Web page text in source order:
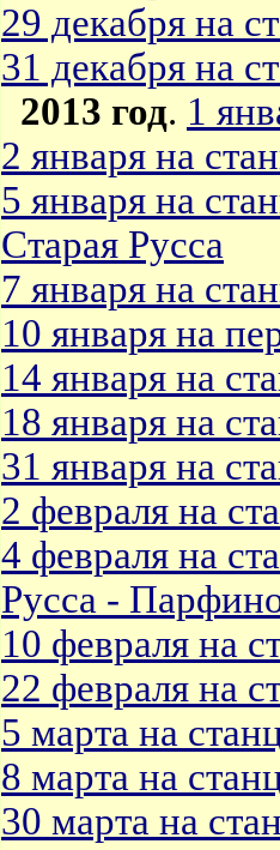
29 декабря на
31 декабря на
2013 год. 1
2 января на
5 января на
Старая Русса
7 января на
10 января на
14 января на
18 января на
31 января на
2 февраля на
4 февраля на
Русса -
10 февраля на
22 февраля на
5 марта на
8 марта на
30 марта на